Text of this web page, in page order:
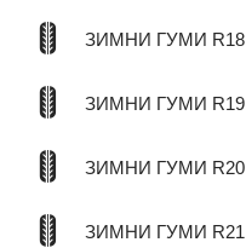
ЗИМНИ ГУМИ R18
ЗИМНИ ГУМИ R19
ЗИМНИ ГУМИ R20
ЗИМНИ ГУМИ R21